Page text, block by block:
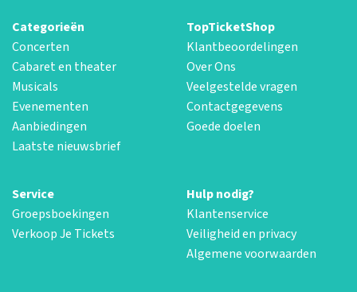
Categorieën
Concerten
Cabaret en theater
Musicals
Evenementen
Aanbiedingen
Laatste nieuwsbrief
TopTicketShop
Klantbeoordelingen
Over Ons
Veelgestelde vragen
Contactgegevens
Goede doelen
Service
Groepsboekingen
Verkoop Je Tickets
Hulp nodig?
Klantenservice
Veiligheid en privacy
Algemene voorwaarden